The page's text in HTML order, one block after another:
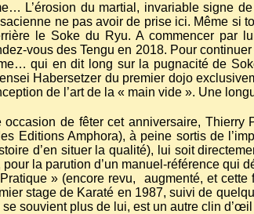
L’érosion du martial, invariable signe
ne pas avoir de prise ici. Même
le Soke du Ryu. A commencer par
vous des Tengu en 2018. Pour
qui en dit long sur la pugnacité de
Habersetzer du premier dojo
de l’art de la « main vide ». Une
de fêter cet anniversaire,
Editions Amphora), à peine sortis de
d’en situer la qualité), lui soit
la parution d’un manuel-référence
» (encore revu,
augmenté, et
stage de Karaté en 1987, suivi de
souvient plus de lui, est un autre clin